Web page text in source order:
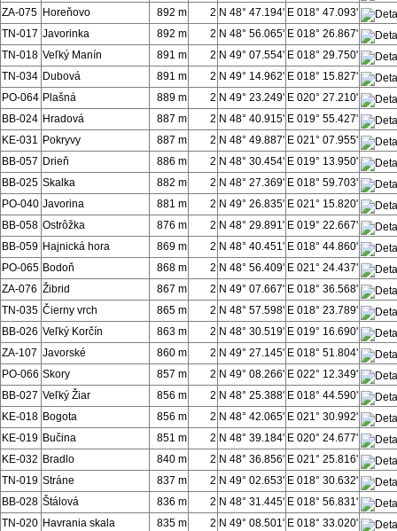
ZA-075 Horeňovo 892 m 2 N 48° 47.194' E 018° 47.093'
TN-017 Javorinka 892 m 2 N 48° 56.065' E 018° 26.867'
TN-018 Veľký Manín 891 m 2 N 49° 07.554' E 018° 29.750'
TN-034 Dubová 891 m 2 N 49° 14.962' E 018° 15.827'
PO-064 Plašná 889 m 2 N 49° 23.249' E 020° 27.210'
BB-024 Hradová 887 m 2 N 48° 40.915' E 019° 55.427'
KE-031 Pokryvy 887 m 2 N 48° 49.887' E 021° 07.955'
BB-057 Drieň 886 m 2 N 48° 30.454' E 019° 13.950'
BB-025 Skalka 882 m 2 N 48° 27.369' E 018° 59.703'
PO-040 Javorina 881 m 2 N 49° 26.835' E 021° 15.820'
BB-058 Ostrôžka 876 m 2 N 48° 29.891' E 019° 22.667'
BB-059 Hajnická hora 869 m 2 N 48° 40.451' E 018° 44.860'
PO-065 Bodoň 868 m 2 N 48° 56.409' E 021° 24.437'
ZA-076 Žibrid 867 m 2 N 49° 07.667' E 018° 36.568'
TN-035 Čierny vrch 865 m 2 N 48° 57.598' E 018° 23.789'
BB-026 Veľký Korčín 863 m 2 N 48° 30.519' E 019° 16.690'
ZA-107 Javorské 860 m 2 N 49° 27.145' E 018° 51.804'
PO-066 Skory 857 m 2 N 49° 08.266' E 022° 12.349'
BB-027 Veľký Žiar 856 m 2 N 48° 25.388' E 018° 44.590'
KE-018 Bogota 856 m 2 N 48° 42.065' E 021° 30.992'
KE-019 Bučina 851 m 2 N 48° 39.184' E 020° 24.677'
KE-032 Bradlo 840 m 2 N 48° 36.856' E 021° 25.816'
TN-019 Stráne 837 m 2 N 49° 02.653' E 018° 30.632'
BB-028 Štálová 836 m 2 N 48° 31.445' E 018° 56.831'
TN-020 Havrania skala 835 m 2 N 49° 08.501' E 018° 33.020'